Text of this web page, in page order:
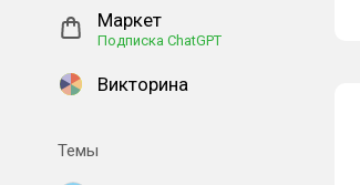
Маркет
Подписка ChatGPT
Викторина
Темы